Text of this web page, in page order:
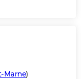
Marne)